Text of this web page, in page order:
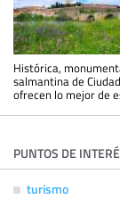
Histórica,
salmantina de
ofrecen lo mejor de
PUNTOS DE
turismo